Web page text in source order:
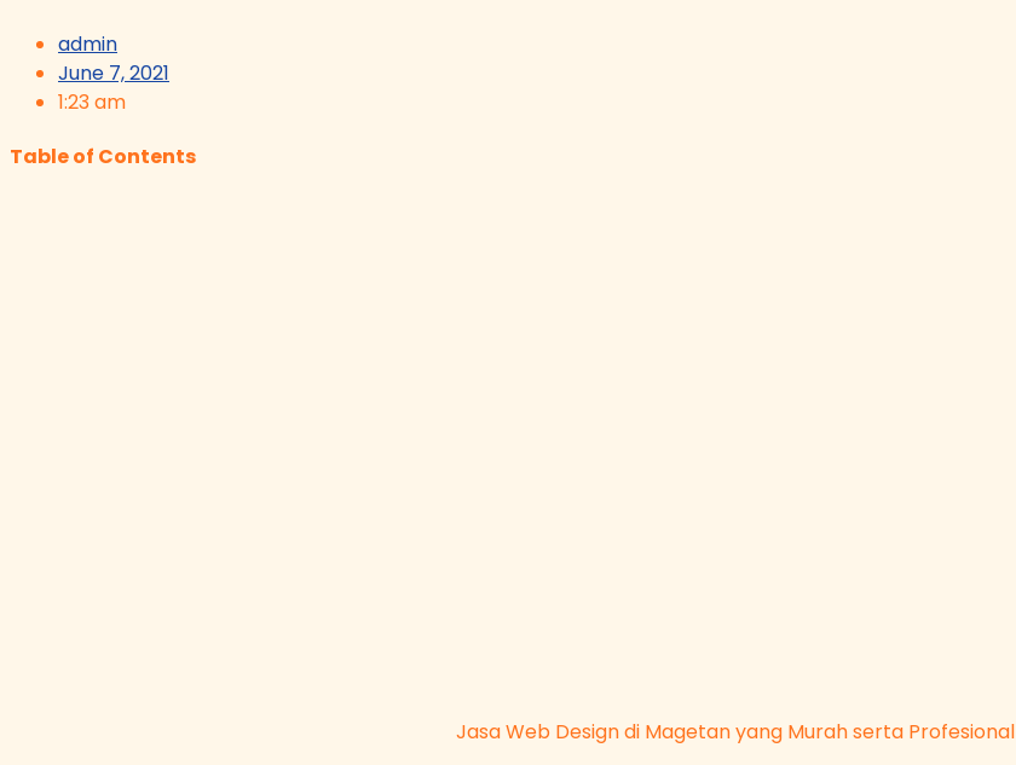
admin
June 7, 2021
1:23 am
Table of Contents
Jasa Web Design di Magetan yang Murah serta Profesional